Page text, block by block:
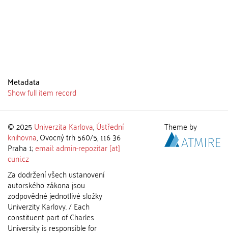
Metadata
Show full item record
© 2025 Univerzita Karlova,Ústřední
knihovna, Ovocný trh 560/5, 116 36
Praha 1;email: admin-repozitar [at]
cuni.cz
Za dodržení všech ustanovení
autorského zákona jsou
zodpovědné jednotlivé složky
Univerzity Karlovy. / Each
constituent part of Charles
University is responsible for
Theme by